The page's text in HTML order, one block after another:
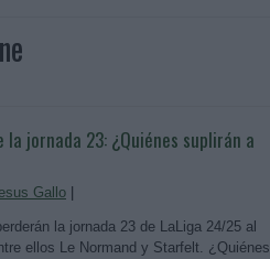
la jornada 23: ¿Quiénes suplirán a
Gallo
la jornada 23 de LaLiga 24/25 al
ellos Le Normand y Starfelt. ¿Quiénes